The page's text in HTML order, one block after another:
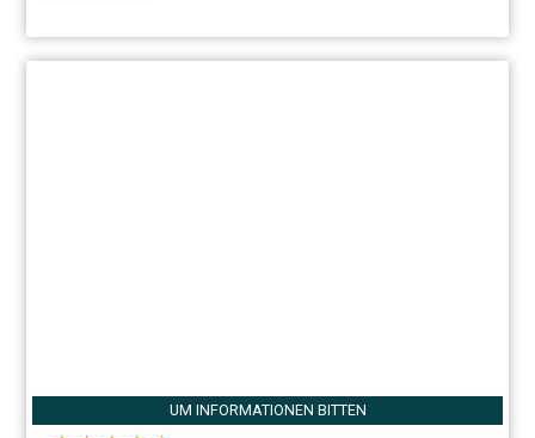
UM INFORMATIONEN BITTEN